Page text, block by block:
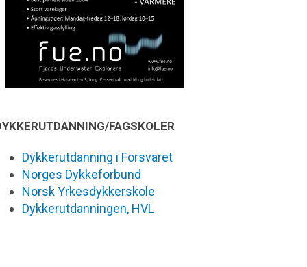
FAGSKOLER
Dykkerutdanning i Forsvaret
Norges Dykkeforbund
Norsk Yrkesdykkerskole
Dykkerutdanningen, HVL